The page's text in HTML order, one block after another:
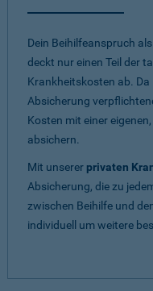
Dein Beihilfeanspruch
deckt nur einen Teil der
Krankheitskosten ab.
Absicherung
Kosten mit einer
absichern.
Mit unserer privaten
Absicherung, die zu
zwischen Beihilfe und
individuell um weitere